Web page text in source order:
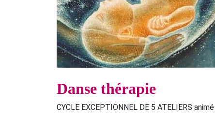
Danse thérapie
CYCLE EXCEPTIONNEL DE 5 ATELIERS